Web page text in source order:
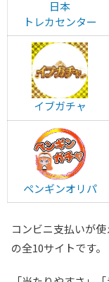
日本
トレカセンター
イブガチャ
ペンギンオリパ
コンビニ支払いが
の全10サイトです。